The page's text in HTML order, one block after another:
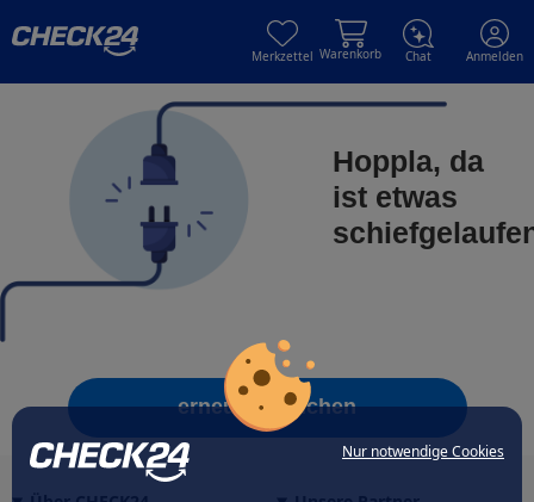
Nur notwendige Cookies
Merkzettel Warenkorb Chat Anmelden
Hoppla, da
ist etwas
erneut versuchen